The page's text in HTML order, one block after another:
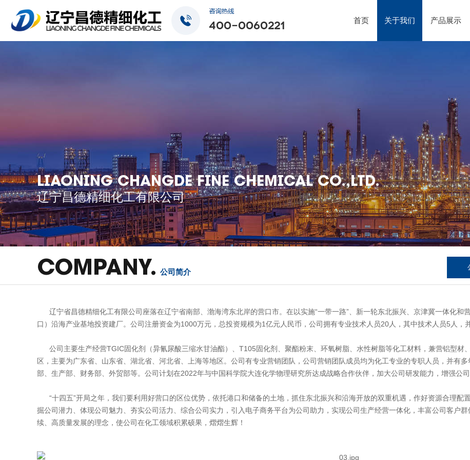
首页 关于我们 产品展示
LIAONING CHANGDE FINE CHEMICAL CO.,LTD.
辽宁昌德精细化工有限公司
COMPANY. 公司简介
辽宁省昌德精细化工有限公司座落在辽宁省南部、渤海湾东北岸的营口市。在以实施“一带一路”、新一轮东北振兴、京津冀一体化和
口）沿海产业基地投资建厂。公司注册资金为1000万元，总投资规模为1亿元人民币，公司拥有专业技术人员20人，其中技术人员5人，
公司主要生产经营TGIC固化剂（异氰尿酸三缩水甘油酯）、T105固化剂、聚酯粉末、环氧树脂、水性树脂等化工材料，兼营铝型材
区，主要为广东省、山东省、湖北省、河北省、上海等地区。公司有专业营销团队，公司营销团队成员均为化工专业的专职人员，并有
部、生产部、财务部、外贸部等。公司计划在2022年与中国科学院大连化学物理研究所达成战略合作伙伴，加大公司研发能力，增强公司
“十四五”开局之年，我们要利用好营口的区位优势，依托港口和储备的土地，抓住东北振兴和沿海开放的双重机遇，作好资源合理配
掘公司潜力、体现公司魅力、夯实公司活力、综合公司实力，引入电子商务平台为公司助力，实现公司生产经营一体化，丰富公司客户
续、高质量发展的理念，使公司在化工领域积累硕果，熠熠生辉！